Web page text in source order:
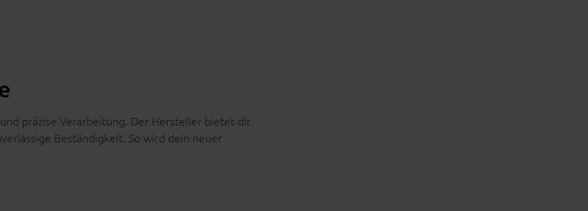
präzise Verarbeitung. Der Hersteller bietet dir
Beständigkeit. So wird dein neuer